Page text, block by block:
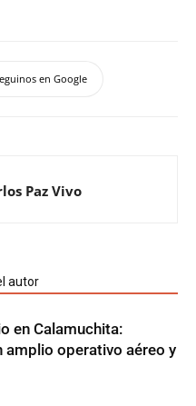
en Google
Paz Vivo
autor
en Calamuchita:
amplio operativo aéreo y